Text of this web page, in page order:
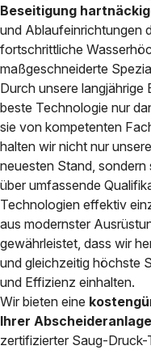
Beseitigung
und Ablaufeinrichtungen
fortschrittliche
maßgeschneiderte
Durch unsere langjährige
beste Technologie nur
sie von kompetenten
halten wir nicht nur
neuesten Stand, sondern
über umfassende
Technologien effektiv
aus modernster
gewährleistet, dass wir
und gleichzeitig höchste
und Effizienz einhalten.
Wir bieten eine
Ihrer Abscheideranlage
zertifizierter Saug-